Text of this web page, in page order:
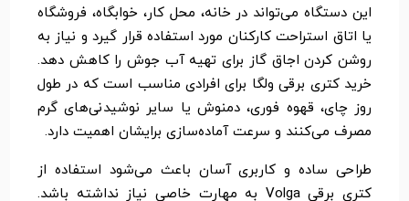
این دستگاه می‌تواند در خانه، محل کار، خوابگاه، فروشگاه
یا اتاق استراحت کارکنان مورد استفاده قرار گیرد و نیاز به
روشن کردن اجاق گاز برای تهیه آب جوش را کاهش دهد.
خرید کتری برقی ولگا برای افرادی مناسب است که در طول
روز چای، قهوه فوری، دمنوش یا سایر نوشیدنی‌های گرم
مصرف می‌کنند و سرعت آماده‌سازی برایشان اهمیت دارد.
طراحی ساده و کاربری آسان باعث می‌شود استفاده از
کتری برقی Volga به مهارت خاصی نیاز نداشته باشد.